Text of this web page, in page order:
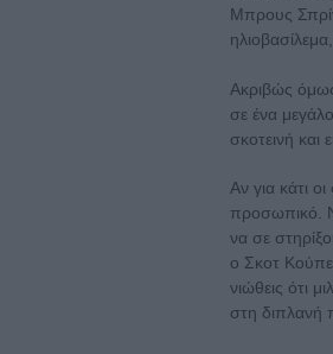
Μπρους
Ακριβώς όμως
σε ένα
σκοτεινή και
Αν για κάτι
προσωπικό.
να σε
ο Σκοτ
νιώθεις ότι
στη διπλανή